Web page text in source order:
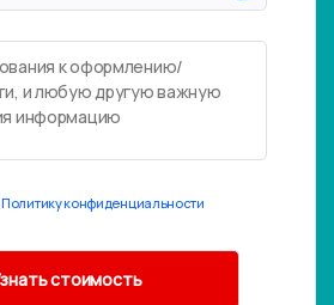
Политику конфиденциальности